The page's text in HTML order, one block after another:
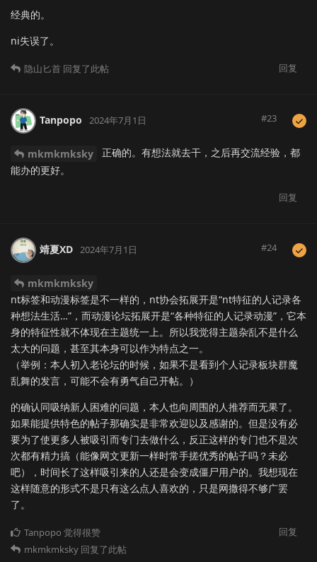
经典的。
ni失误了。
回复
隐山匕首 回复了此帖
Tanpopo 2024年7月1日 #23
mkmkmksky
正确的。有想法就去干，之后再交流经验，都
能办的更好。
回复
靖夏XD 2024年7月1日 #24
mkmkmksky
nt标签和动漫标签是不一样的，nt协会拓展开是“nt特征的人记录各
种想法生活…”，而动漫论坛拓展开是“各种特征的人记录动漫”，它本
身的特征性就不体现在主题统一上。所以我觉得主题杂乱不是什么
太大的问题，甚至其本身可以作为特点之一。
（举例：本人初入老论坛的时候，如果不是看到个人记录板块群魔
乱舞的发言，可能不会有勇气自己开帖。）
的确认同吸纳新人困难的问题，本人也向周围的人推荐而无果了。
如果能提供特色的帖子那确实是非常欢迎以及感谢的。但是没有必
要为了使更多人被吸引而专门去做什么，反正这样的专门也不是次
次都有精力搞（能像网文更新一样时常手搓优秀的帖子吗？未必
吧），时间长了这样吸引来的人还是会变成僵尸用户的。我想现在
这样随意的形式不是只有这么点人喜欢的，只是网撒得不够广罢
了。
回复
Tanpopo 觉得很赞
mkmkmksky 回复了此帖